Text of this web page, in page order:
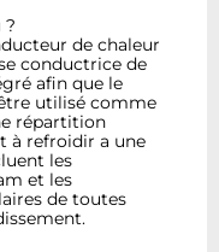
?
de chaleur
conductrice de
afin que le
utilisé comme
répartition
à refroidir a une
les
et les
de toutes